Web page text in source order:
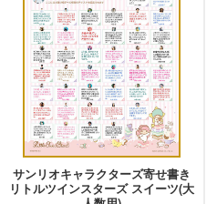
サンリオキャラクターズ寄せ書き
リトルツインスターズ スイーツ(大